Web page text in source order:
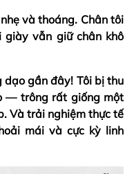
và thoáng. Chân tôi
giày vẫn giữ chân khô
dạo gần đây! Tôi bị thu
— trông rất giống một
Và trải nghiệm thực tế
mái và cực kỳ linh